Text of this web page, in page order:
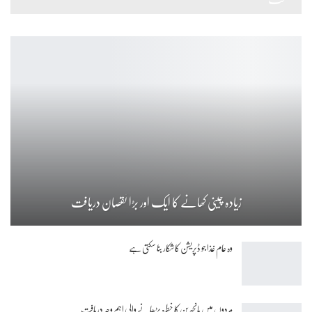
زیادہ چینی کھانے کا ایک اور بڑا نقصان دریافت
وہ عام غذا جو ڈپریشن کا شکار بنا سکتی ہے
مردوں میں بانجھ پن کا خطرہ بڑھانے والی اہم وجہ دریافت